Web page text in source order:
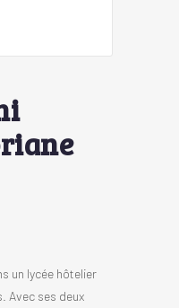
un lycée hôtelier
Avec ses deux